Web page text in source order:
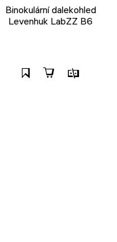
Binokulární dalekohled
Levenhuk LabZZ B6